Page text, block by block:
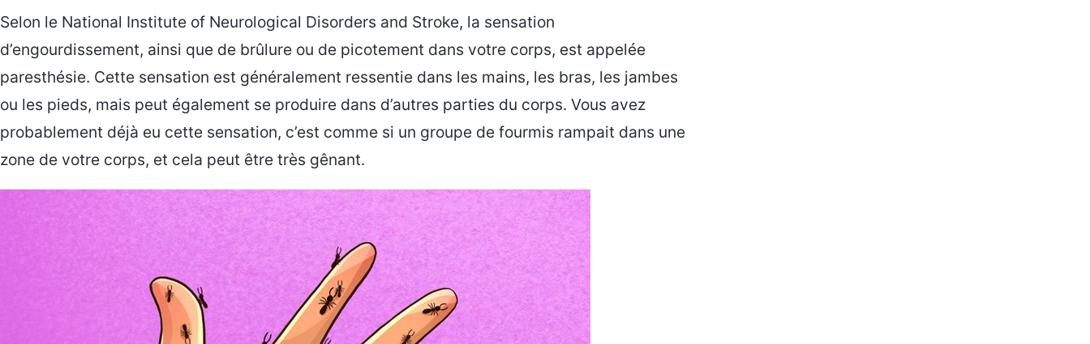
Selon le National Institute of Neurological Disorders and Stroke, la sensation
d’engourdissement, ainsi que de brûlure ou de picotement dans votre corps, est appelée
paresthésie. Cette sensation est généralement ressentie dans les mains, les bras, les jambes
ou les pieds, mais peut également se produire dans d’autres parties du corps. Vous avez
probablement déjà eu cette sensation, c’est comme si un groupe de fourmis rampait dans une
zone de votre corps, et cela peut être très gênant.